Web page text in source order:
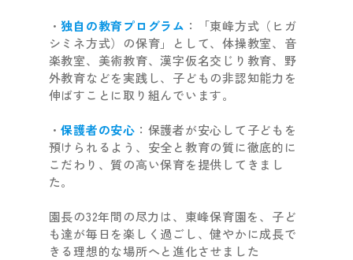
・独自の教育プログラム ：「東峰方式（ヒガ
シミネ方式）の保育」として、体操教室、音
楽教室、美術教育、漢字仮名交じり教育、野
外教育などを実践し、子どもの非認知能力を
伸ばすことに取り組んでいます。
・保護者の安心 ：保護者が安心して子どもを
預けられるよう、安全と教育の質に徹底的に
こだわり、質の高い保育を提供してきまし
た。
園長の32年間の尽力は、東峰保育園を、子ど
も達が毎日を楽しく過ごし、健やかに成長で
きる理想的な場所へと進化させました